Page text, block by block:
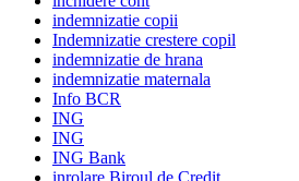
indemnizatie copii
Indemnizatie crestere copil
indemnizatie de hrana
indemnizatie maternala
Info BCR
ING
ING
ING Bank